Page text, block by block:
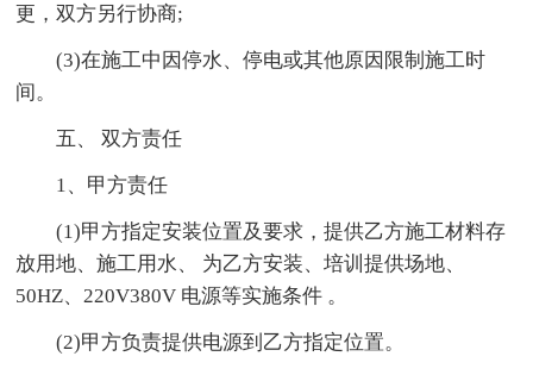
更，双方另行协商;
(3)在施工中因停水、停电或其他原因限制施工时
间。
五、 双方责任
1、甲方责任
(1)甲方指定安装位置及要求，提供乙方施工材料存
放用地、施工用水、 为乙方安装、培训提供场地、
50HZ、220V380V 电源等实施条件 。
(2)甲方负责提供电源到乙方指定位置。